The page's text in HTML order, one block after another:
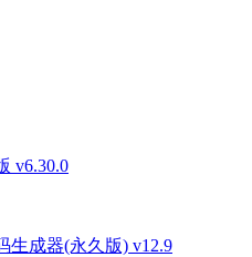
v6.30.0
生成器(永久版) v12.9